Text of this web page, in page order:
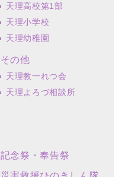
天理高校第1部
天理小学校
天理幼稚園
その他
天理教一れつ会
天理よろづ相談所
記念祭・奉告祭